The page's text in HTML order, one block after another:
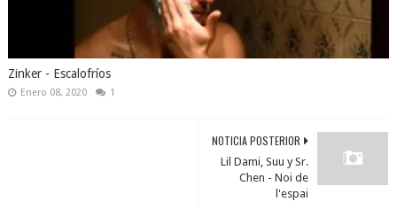
Zinker - Escalofríos
Enero 08, 2020 1
NOTICIA POSTERIOR
Lil Dami, Suu y Sr.
Chen - Noi de
l'espai